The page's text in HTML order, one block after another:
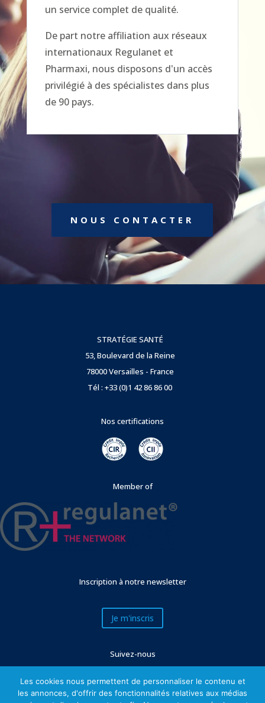
un service complet de qualité.
De part notre affiliation aux réseaux
internationaux Regulanet et
Pharmaxi, nous disposons d'un accès
privilégié à des spécialistes dans plus
de 90 pays.
NOUS CONTACTER
STRATÉGIE SANTÉ
53, Boulevard de la Reine
78000 Versailles - France
Tél : +33 (0)1 42 86 86 00
Nos certifications
Member of
Inscription à notre newsletter
Je m'inscris
Suivez-nous
Les cookies nous permettent de personnaliser le contenu et
les annonces, d'offrir des fonctionnalités relatives aux médias